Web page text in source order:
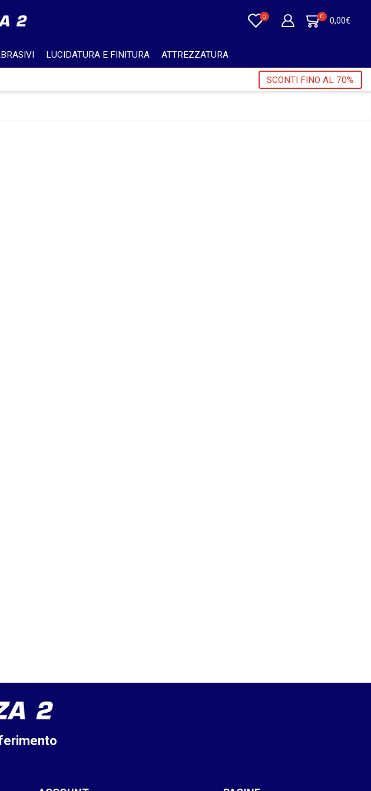
0 0 0,00€
LUCIDATURA E FINITURA ATTREZZATURA
🎁 SPEDIZIONE IN ITALIA GRATUITA PER ORDINI SUPERIORI A 750€ + IVA 🎁SCONTI FINO AL 70%